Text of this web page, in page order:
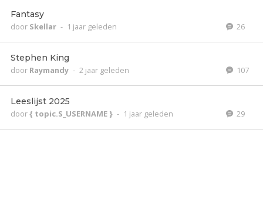
Fantasy
door Skellar - 1 jaar geleden 26
Stephen King
door Raymandy - 2 jaar geleden 107
Leeslijst 2025
door{ topic.S_USERNAME } - 1 jaar geleden 29